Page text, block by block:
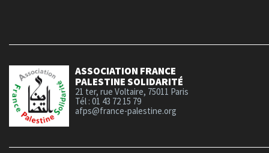
ASSOCIATION FRANCE
PALESTINE SOLIDARITÉ
21 ter, rue Voltaire, 75011 Paris
Tél : 01 43 72 15 79
afps@france-palestine.org